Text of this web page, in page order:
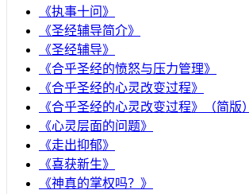
《执事十问》
《圣经辅导简介》
《圣经辅导》
​《合乎圣经的愤怒与压力管理》
《合乎圣经的心灵改变过程》
《合乎圣经的心灵改变过程》（简版）
《心灵层面的问题》
《走出抑郁》
《喜获新生》
《神真的掌权吗？》